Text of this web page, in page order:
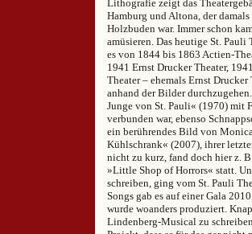
Lithografie zeigt das
Hamburg und Altona, der
Holzbuden war. Immer schon
amüsieren. Das heutige St. Pauli
es von 1844 bis 1863 Actien-
1941 Ernst Drucker Theater,
Theater – ehemals Ernst
anhand der Bilder
Junge von St. Pauli« (1970) mit
verbunden war, ebenso
ein berührendes Bild von
Kühlschrank« (2007), ihrer
nicht zu kurz, fand doch hier z.
»Little Shop of Horrors« statt.
schreiben, ging vom St. Pauli
Songs gab es auf einer Gala
wurde woanders produziert.
Lindenberg-Musical zu